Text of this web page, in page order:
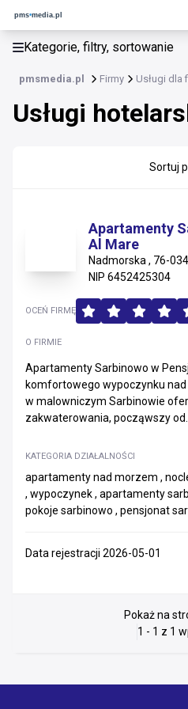
Kategorie, filtry, sortowanie
pmsmedia.pl Firmy Usługi dla
Usługi
Usługi dla firm
Agencje celne
Doradztwo techniczne
Inne usługi dla firm
Konwojowanie i inkaso
Najem krótkoterminowy pojazdów
Organizacja podróży służbowych
Restauracje i catering
Tłumaczenia
Usługi finansowe i doradcze
Usługi fotograficzne, audio i
Usługi hotelarskie
Usługi HR i kadrowo-płacowe
Usługi pralnicze i czyszczenia
Usługi profesjonalne - naukowe i
Zwalczanie szkodników i
Sortuj
Apartamenty
Al Mare
Nadmorska , 76-
NIP 6452425304
O FIRMIE
Apartamenty Sarbinowo w
komfortowego wypoczynku nad
w malowniczym Sarbinowie
zakwaterowania, począwszy od...
KATEGORIA DZIAŁALNOŚCI
apartamenty nad morzem ,
, wypoczynek , apartamenty
pokoje sarbinowo , pensjonat
OCEŃ FIRMĘ
Data rejestracji 2026-05-01
Pokaż na
1 - 1 z 1